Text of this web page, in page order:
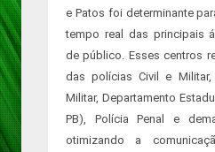
e Patos foi determinante
tempo real das principais
de público. Esses centros
das polícias Civil e
Militar, Departamento
PB), Polícia Penal e
otimizando a